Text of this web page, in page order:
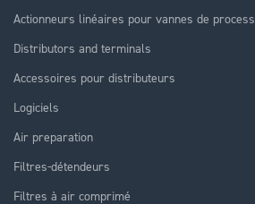
Actionneurs linéaires pour vannes de process
Distributors and terminals
Accessoires pour distributeurs
Logiciels
Air preparation
Filtres-détendeurs
Filtres à air comprimé